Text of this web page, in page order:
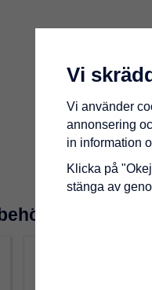
till denna
Vi
Vi använder
annonsering
in information
Klicka på
stänga av